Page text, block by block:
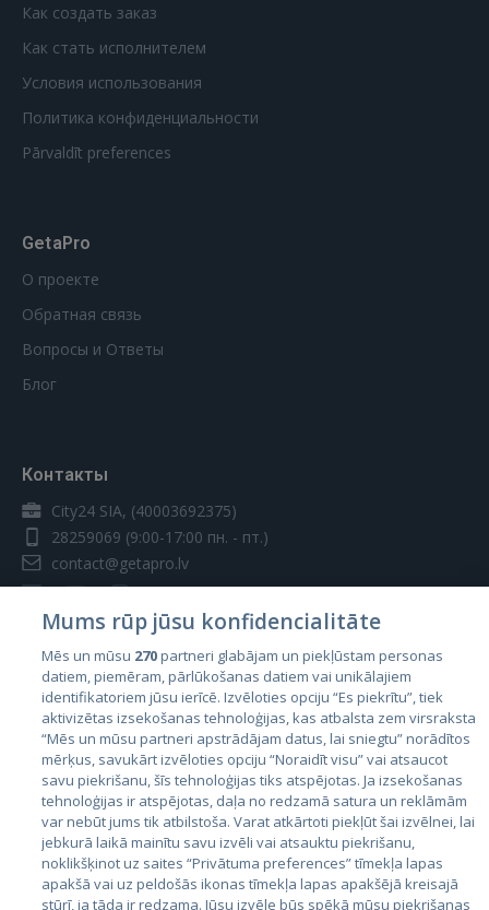
Как создать заказ
Как стать исполнителем
Условия использования
Политика конфиденциальности
Pārvaldīt preferences
GetaPro
О проекте
Обратная связь
Вопросы и Ответы
Блог
Контакты
City24 SIA, (40003692375)
28259069 (9:00-17:00 пн. - пт.)
contact@getapro.lv
Страны
Эстония
Латвия
Литва
Mums rūp jūsu konfidencialitāte
Mēs un mūsu 270partneri glabājam un piekļūstam personas
datiem, piemēram, pārlūkošanas datiem vai unikālajiem
identifikatoriem jūsu ierīcē. Izvēloties opciju “Es piekrītu”, tiek
aktivizētas izsekošanas tehnoloģijas, kas atbalsta zem virsraksta
“Mēs un mūsu partneri apstrādājam datus, lai sniegtu” norādītos
mērķus, savukārt izvēloties opciju “Noraidīt visu” vai atsaucot
savu piekrišanu, šīs tehnoloģijas tiks atspējotas. Ja izsekošanas
tehnoloģijas ir atspējotas, daļa no redzamā satura un reklāmām
var nebūt jums tik atbilstoša. Varat atkārtoti piekļūt šai izvēlnei, lai
jebkurā laikā mainītu savu izvēli vai atsauktu piekrišanu,
noklikšķinot uz saites “Privātuma preferences” tīmekļa lapas
apakšā vai uz peldošās ikonas tīmekļa lapas apakšējā kreisajā
stūrī, ja tāda ir redzama. Jūsu izvēle būs spēkā mūsu piekrišanas